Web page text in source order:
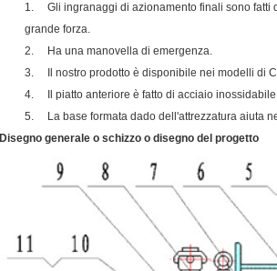
1. Gli ingranaggi di azionamento finali sono fatti
grande forza.
2. Ha una manovella di emergenza.
3. Il nostro prodotto è disponibile nei modelli di
4. Il piatto anteriore è fatto di acciaio
5. La base formata dado dell'attrezzatura aiuta
Disegno generale o schizzo o disegno del progetto